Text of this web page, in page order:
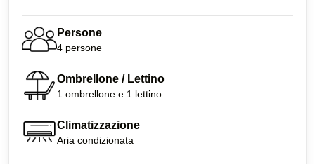
Persone
4 persone
Ombrellone / Lettino
1 ombrellone e 1 lettino
Climatizzazione
Aria condizionata